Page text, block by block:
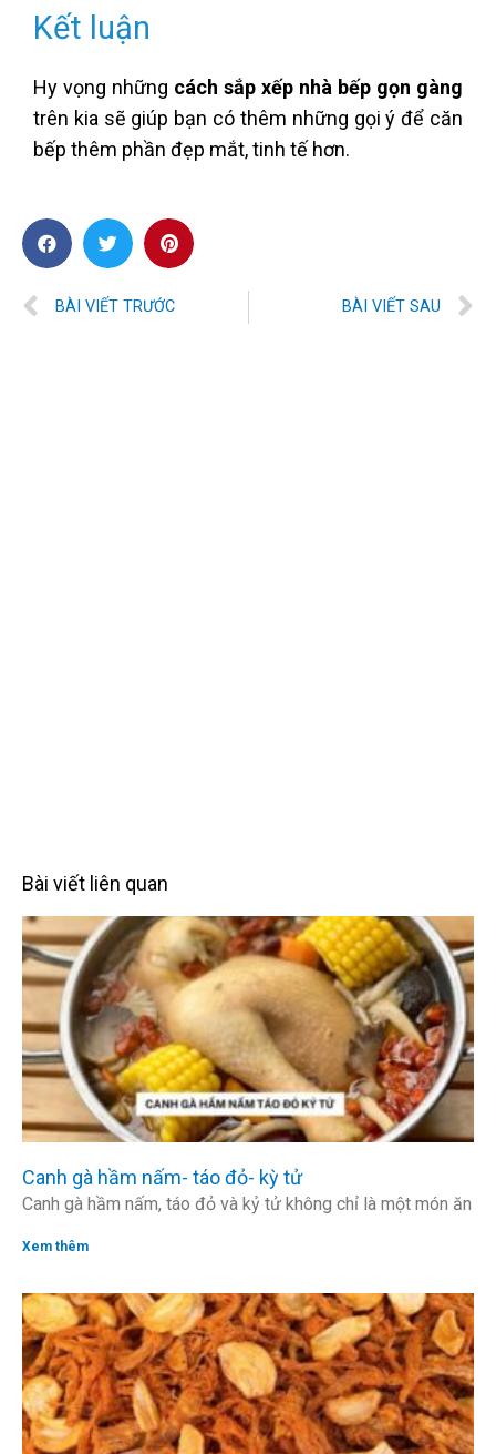
Kết luận
Hy vọng những cách sắp xếp nhà bếp gọn gàng
trên kia sẽ giúp bạn có thêm những gọi ý để căn
bếp thêm phần đẹp mắt, tinh tế hơn.
BÀI VIẾT TRƯỚC BÀI VIẾT SAU
Bài viết liên quan
Canh gà hầm nấm- táo đỏ- kỳ tử
Canh gà hầm nấm, táo đỏ và kỷ tử không chỉ là một món ăn
Xem thêm